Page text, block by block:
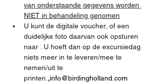
van onderstaande gegevens worden
NIET in behandeling genomen
U kunt de digitale voucher, of een
duidelijke foto daarvan ook opsturen
naar
. U hoeft dan op de excursiedag
niets meer in te leveren/mee te
nemen/uit te
printen. ,info@birdingholland.com